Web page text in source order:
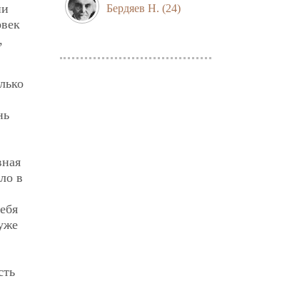
в
Бердяев Н. (24)